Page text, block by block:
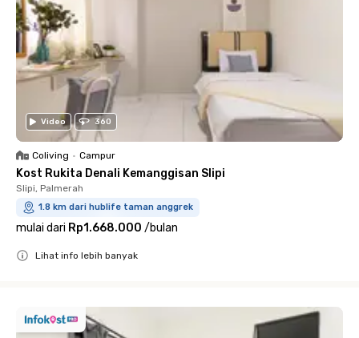
Video 360
Coliving • Campur
Kost Rukita Denali Kemanggisan Slipi
Slipi, Palmerah
1.8 km dari hublife taman anggrek
mulai dari Rp1.668.000 /bulan
Lihat info lebih banyak